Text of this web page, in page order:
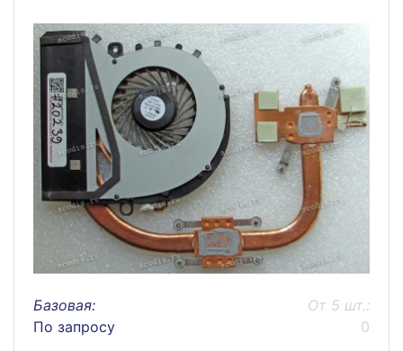
Базовая:
По запросу
От 5 шт.:
0